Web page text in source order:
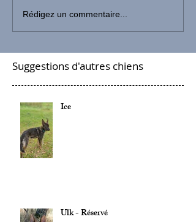
Rédigez un commentaire...
Suggestions d'autres chiens
Ice
Ulk - Réservé